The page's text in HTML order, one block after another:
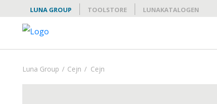
LUNA GROUP TOOLSTORE LUNAKATALOGEN
Luna Group / Cejn / Cejn